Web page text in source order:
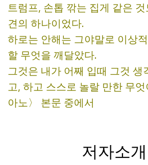
트럼프, 손톱 깎는 집게 같은
견의 하나이었다.
하로는 안해는 그야말로 이상
할 무엇을 깨달았다.
그것은 내가 어째 입때 그것 생
고, 하고 스스로 놀랄 만한 무
아노〉 본문 중에서
저자소개